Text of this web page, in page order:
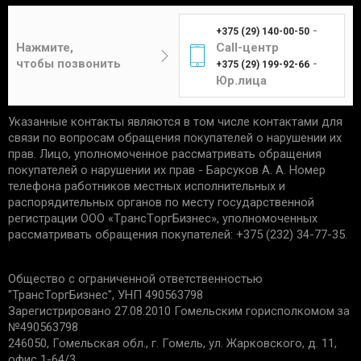
среднем занимает 3-7 дней.
Цена составит от 4 до 12 рублей в
зависимости от габаритов и веса изделия.
Курьер
Доставка товаров курьером
осуществляется по будням с 10:00 до 22:00.
Гомель - 6 рублей
Могилев - 6 рублей
Светлогорск - 6 рублей
отсутствие следов установки;
чек, подтверждающий приобретение;
Единственным подтверждением установки товара
является акт выполненных работ с названием
услуги и устанавливаемой детали. Гарантийные
обязательства не распространяются:
на запчасти со следами механических
повреждений.
воздействий, нарушения правил установки/
хранения;
на дефекты из-за износа деталей, в срок
установленный производителем;
если причиной поломки стала
Нажмите,
чтобы позвонить
+375 (29) 140-00-50 -
Call-центр
+375 (29) 199-92-66 -
Юр.лица
Указанные контакты являются в том числе контактами для
связи по вопросам обращения покупателей о нарушении их
прав. Лицо, уполномоченное рассматривать обращения
покупателей о нарушении их прав - Барсуков А. А. Номер
телефона работников местных исполнительных и
распорядительных органов по месту государственной
регистрации ООО «TрaнcТopгБизнec», уполномоченных
рассматривать обращения покупателей: +375 (232) 34-77-35.
Общество с ограниченной ответственностью
"ТрансТоргБизнес", УНП 490563798
Зарегистрировано 27.08.2010 Гомельским горисполкомом за
№490563798
246050, Гомельская обл., г. Гомель, ул. Жарковского, д. 11,